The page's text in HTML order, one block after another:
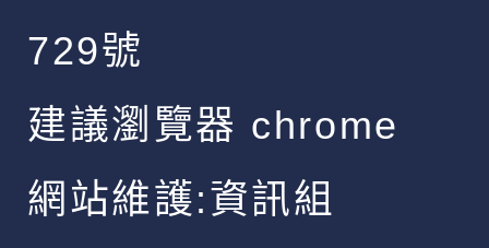
729號
建議瀏覽器 chrome
網站維護:資訊組